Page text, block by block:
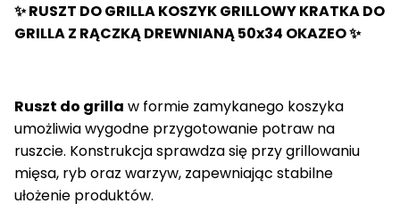
✨ RUSZT DO GRILLA KOSZYK GRILLOWY KRATKA DO
GRILLA Z RĄCZKĄ DREWNIANĄ 50x34 OKAZEO ✨
Ruszt do grilla w formie zamykanego koszyka
umożliwia wygodne przygotowanie potraw na
ruszcie. Konstrukcja sprawdza się przy grillowaniu
mięsa, ryb oraz warzyw, zapewniając stabilne
ułożenie produktów.